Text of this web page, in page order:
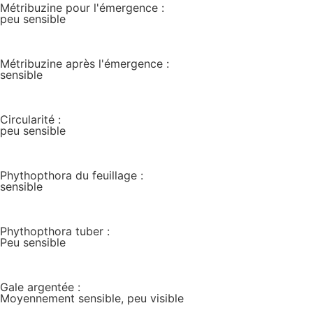
Métribuzine pour l'émergence :
peu sensible
Métribuzine après l'émergence :
sensible
Circularité :
peu sensible
Phythopthora du feuillage :
sensible
Phythopthora tuber :
Peu sensible
Gale argentée :
Moyennement sensible, peu visible